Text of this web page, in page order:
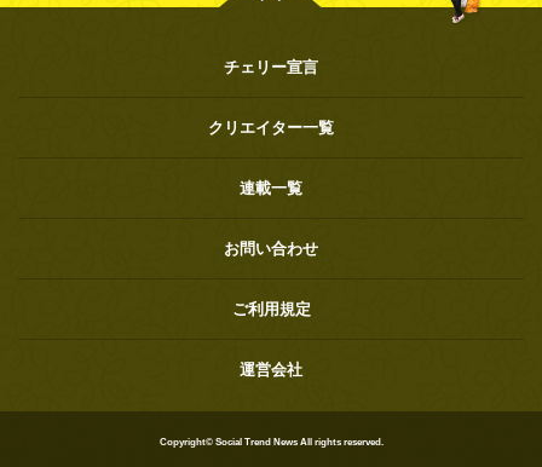
チェリー宣言
クリエイター一覧
連載一覧
お問い合わせ
ご利用規定
運営会社
Copyright© Social Trend News All rights reserved.